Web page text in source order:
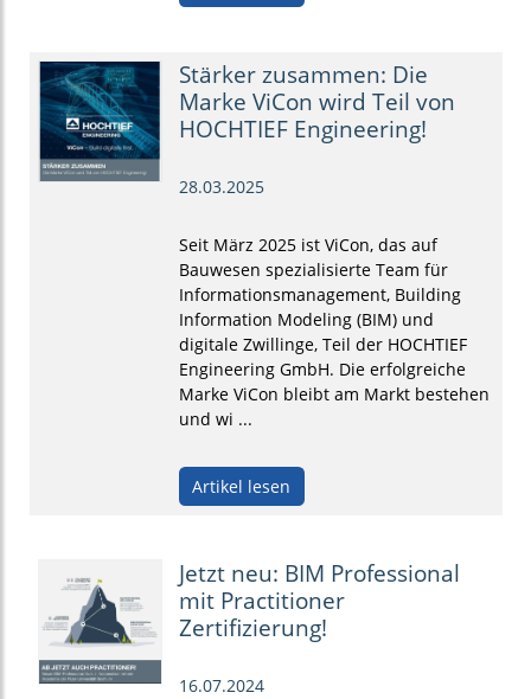
Stärker zusammen: Die
Marke ViCon wird Teil von
HOCHTIEF Engineering!
28.03.2025
Seit März 2025 ist ViCon, das auf
Bauwesen spezialisierte Team für
Informationsmanagement, Building
Information Modeling (BIM) und
digitale Zwillinge, Teil der HOCHTIEF
Engineering GmbH. Die erfolgreiche
Marke ViCon bleibt am Markt bestehen
und wi ...
Artikel lesen
Jetzt neu: BIM Professional
mit Practitioner
Zertifizierung!
16.07.2024